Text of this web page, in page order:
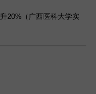
20%（广西医科大学实